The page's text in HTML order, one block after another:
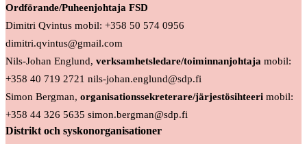
Ordförande/Puheenjohtaja FSD
Dimitri Qvintus mobil: +358 50 574 0956
dimitri.qvintus@gmail.com
Nils-Johan Englund, verksamhetsledare/toiminnanjohtaja mobil:
+358 40 719 2721 nils-johan.englund@sdp.fi
Simon Bergman, organisationssekreterare/järjestösihteeri mobil:
+358 44 326 5635 simon.bergman@sdp.fi
Distrikt och syskonorganisationer